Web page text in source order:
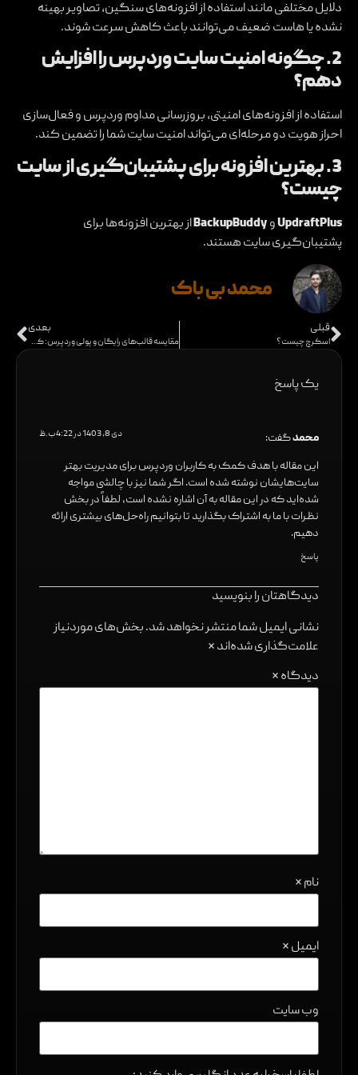
دلایل مختلفی مانند استفاده از افزونه‌های سنگین، تصاویر بهینه
نشده یا هاست ضعیف می‌توانند باعث کاهش سرعت شوند.
2. چگونه امنیت سایت وردپرس را افزایش
دهم؟
استفاده از افزونه‌های امنیتی، بروزرسانی مداوم وردپرس و فعال‌سازی
احراز هویت دو مرحله‌ای می‌تواند امنیت سایت شما را تضمین کند.
3. بهترین افزونه برای پشتیبان‌گیری از سایت
چیست؟
UpdraftPlusوBackupBuddyاز بهترین افزونه‌ها برای
پشتیبان‌گیری سایت هستند.
محمد بی باک
قبلی
اسکرچ چیست؟
بعدی
مقایسه قالب‌های رایگان و پولی وردپرس: کدام بهتر است؟
یک پاسخ
محمدگفت: دی 8, 1403 در 4:22 ب.ظ
این مقاله با هدف کمک به کاربران وردپرس برای مدیریت بهتر
سایت‌هایشان نوشته شده است. اگر شما نیز با چالشی مواجه
شده‌اید که در این مقاله به آن اشاره نشده است، لطفاً در بخش
نظرات با ما به اشتراک بگذارید تا بتوانیم راه‌حل‌های بیشتری ارائه
دهیم.
پاسخ
دیدگاهتان را بنویسید
نشانی ایمیل شما منتشر نخواهد شد.بخش‌های موردنیاز
علامت‌گذاری شده‌اند*
دیدگاه*
نام*
ایمیل*
وب‌ سایت